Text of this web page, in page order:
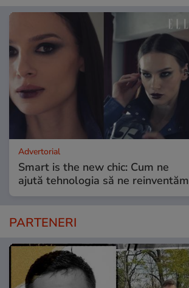
Advertorial
Smart is the new chic: Cum ne
ajută tehnologia să ne reinventăm
PARTENERI